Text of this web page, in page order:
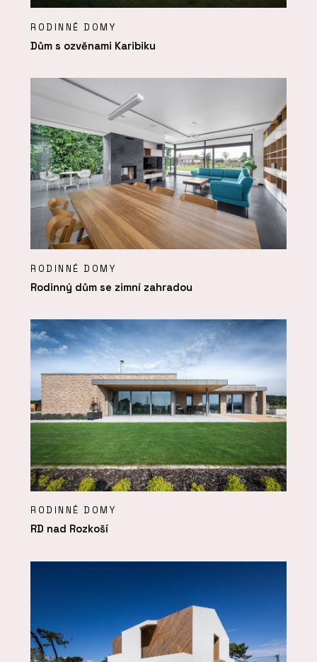
RODINNÉ DOMY
Dům s ozvěnami Karibiku
RODINNÉ DOMY
Rodinný dům se zimní zahradou
RODINNÉ DOMY
RD nad Rozkoší